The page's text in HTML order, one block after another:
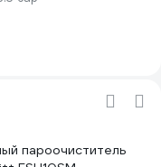
пароочиститель